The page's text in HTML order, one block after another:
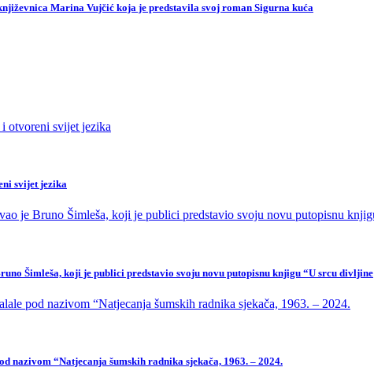
Marina Vujčić koja je predstavila svoj roman Sigurna kuća
svijet jezika
Šimleša, koji je publici predstavio svoju novu putopisnu knjigu “U srcu divljine
nazivom “Natjecanja šumskih radnika sjekača, 1963. – 2024.